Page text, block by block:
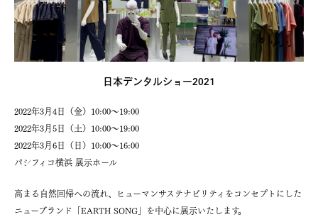
日本デンタルショー2021
2022年3月4日（金）10:00～19:00
2022年3月5日（土）10:00～19:00
2022年3月6日（日）10:00～16:00
パシフィコ横浜 展示ホール
高まる自然回帰への流れ、ヒューマンサステナビリティをコンセプトにした
ニューブランド「EARTH SONG」を中心に展示いたします。